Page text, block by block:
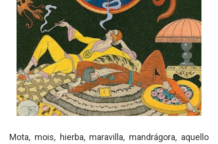
La falacia etimológica
Mario: La epopeya del fontanero - Parte II
Mota, mois, hierba, maravilla, mandrágora, aquello